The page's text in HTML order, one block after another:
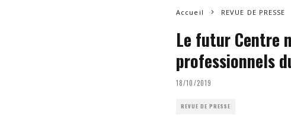
Accueil REVUE DE PRESSE
Le futur Centre
professionnels
18/10/2019
REVUE DE PRESSE